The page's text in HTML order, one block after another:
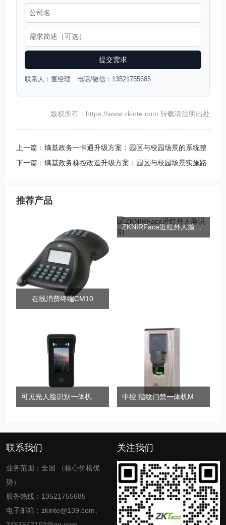
提交需求
联系人：董经理 电话/微信：13521755685
版权所有：https://www.zkinte.com 转载请注明出处
上一篇：熵基政务一卡通升级方案：园区与校园场景的系统整
合路径
下一篇：熵基政务梯控改造升级方案：园区与校园场景实施路
推荐产品
在线消费终端CM10
ZKNIRFace近红外人脸识别
联系我们
业务范围：全国 （核心价格优
势）
服务热线：13521755685
电子邮箱：zkinte@139.com、
关注我们